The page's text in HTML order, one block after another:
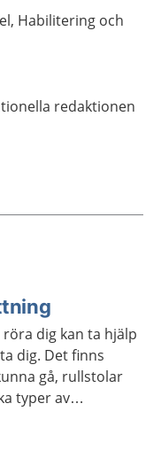
Habilitering och
redaktionen
dig kan ta hjälp
dig. Det finns
gå, rullstolar
typer av